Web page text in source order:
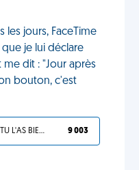
jours, FaceTime
je lui déclare
dit : "Jour après
bouton, c'est
TU L'AS BIEN MÉRITÉ 9 003